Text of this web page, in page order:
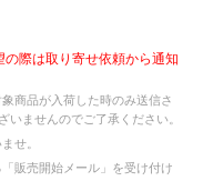
際は取り寄せ依頼から通知
商品が入荷した時のみ送信さ
いませんのでご了承ください。
せ。
販売開始メール」を受け付け